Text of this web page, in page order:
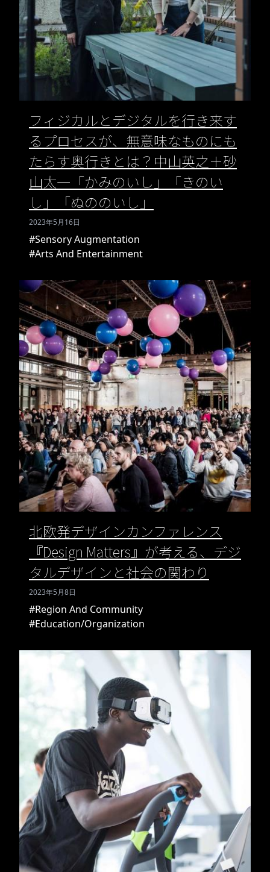
フィジカルとデジタルを行き来す
るプロセスが、無意味なものにも
たらす奥行きとは？中山英之＋砂
山太一「かみのいし」「きのい
し」「ぬののいし」
2023年5月16日
#Sensory Augmentation
#Arts And Entertainment
北欧発デザインカンファレンス
『Design Matters』が考える、デジ
タルデザインと社会の関わり
2023年5月8日
#Region And Community
#Education/Organization